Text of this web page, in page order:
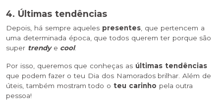
4. Últimas tendências
Depois, há sempre aqueles presentes, que pertencem a
uma determinada época, que todos querem ter porque são
super trendye cool.
Por isso, queremos que conheças as últimas tendências
que podem fazer o teu Dia dos Namorados brilhar. Além de
úteis, também mostram todo o teu carinho pela outra
pessoa!